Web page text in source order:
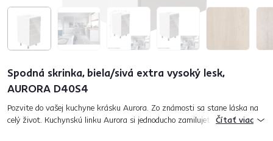
Spodná skrinka, biela/sivá extra vysoký lesk,
AURORA D40S4
Pozvite do vašej kuchyne krásku Aurora. Zo známosti sa stane láska na
celý život. Kuchynskú linku Aurora si jednoducho zamilujete na prvý
Čítať viac